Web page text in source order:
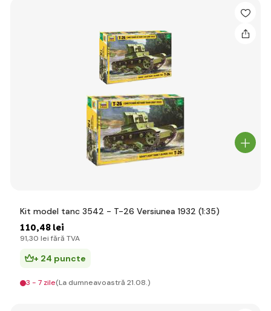
Kit model tanc 3542 - T-26 Versiunea 1932 (1:35)
110,48 lei
91,30 lei fără TVA
+ 24 puncte
3 - 7 zile(La dumneavoastră 21.08.)